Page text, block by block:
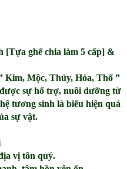
ghế chia làm 5 cấp] &
Mộc, Thủy, Hỏa, Thổ ”
sự hổ trợ, nuôi dưỡng từ
tương sinh là biểu hiện quá
sự vật.
vị tôn quý.